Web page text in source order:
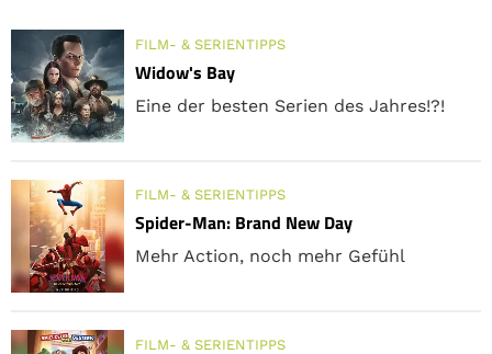
FILM- & SERIENTIPPS
Widow's Bay
Eine der besten Serien des Jahres!?!
FILM- & SERIENTIPPS
Spider-Man: Brand New Day
Mehr Action, noch mehr Gefühl
FILM- & SERIENTIPPS